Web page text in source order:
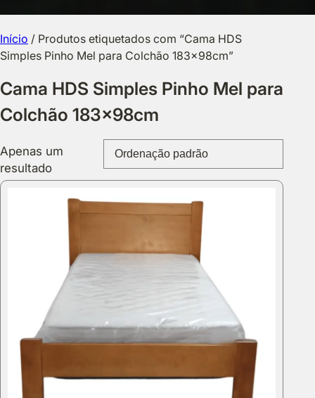
Início / Produtos etiquetados com “Cama HDS
Simples Pinho Mel para Colchão 183x98cm”
Cama HDS Simples Pinho Mel para
Colchão 183x98cm
Apenas um
resultado